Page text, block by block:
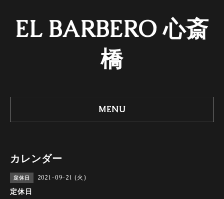
EL BARBERO 心斎
橋
MENU
カレンダー
定休日 2021-09-21 (火)
定休日